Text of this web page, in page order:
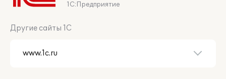
1С:Предприятие
Другие сайты 1С